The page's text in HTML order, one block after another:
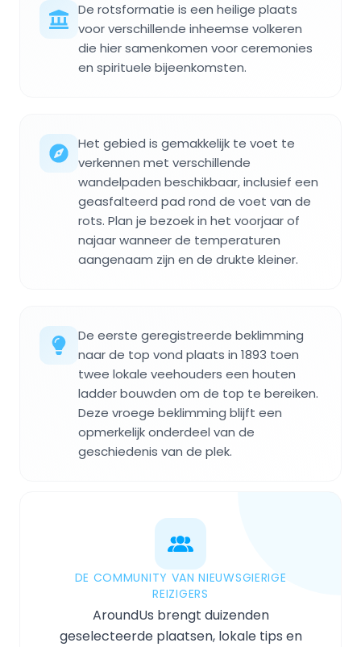
De rotsformatie is een heilige plaats
voor verschillende inheemse volkeren
die hier samenkomen voor ceremonies
en spirituele bijeenkomsten.
Het gebied is gemakkelijk te voet te
verkennen met verschillende
wandelpaden beschikbaar, inclusief een
geasfalteerd pad rond de voet van de
rots. Plan je bezoek in het voorjaar of
najaar wanneer de temperaturen
aangenaam zijn en de drukte kleiner.
De eerste geregistreerde beklimming
naar de top vond plaats in 1893 toen
twee lokale veehouders een houten
ladder bouwden om de top te bereiken.
Deze vroege beklimming blijft een
opmerkelijk onderdeel van de
geschiedenis van de plek.
DE COMMUNITY VAN NIEUWSGIERIGE
REIZIGERS
AroundUs brengt duizenden
geselecteerde plaatsen, lokale tips en